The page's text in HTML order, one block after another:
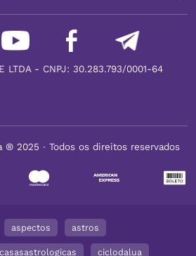
LTDA - CNPJ: 30.283.793/0001-64
® 2025 ∙ Todos os direitos reservados
aspectos astros
casasastrologicas ciclodalua